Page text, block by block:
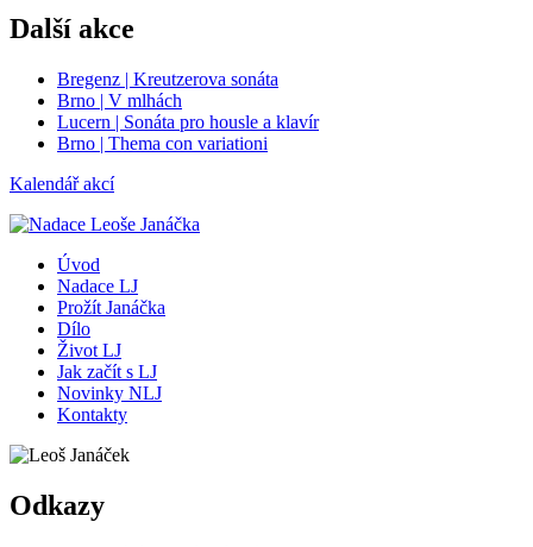
Další akce
Bregenz | Kreutzerova sonáta
Brno | V mlhách
Lucern | Sonáta pro housle a klavír
Brno | Thema con variationi
Kalendář akcí
Úvod
Nadace LJ
Prožít Janáčka
Dílo
Život LJ
Jak začít s LJ
Novinky NLJ
Kontakty
Odkazy